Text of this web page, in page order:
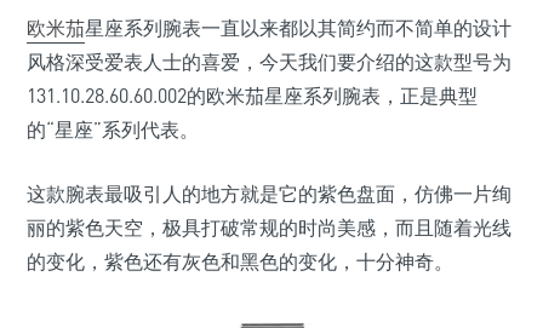
欧米茄星座系列腕表一直以来都以其简约而不简单的设计
风格深受爱表人士的喜爱，今天我们要介绍的这款型号为
131.10.28.60.60.002的欧米茄星座系列腕表，正是典型
的“星座”系列代表。
这款腕表最吸引人的地方就是它的紫色盘面，仿佛一片绚
丽的紫色天空，极具打破常规的时尚美感，而且随着光线
的变化，紫色还有灰色和黑色的变化，十分神奇。